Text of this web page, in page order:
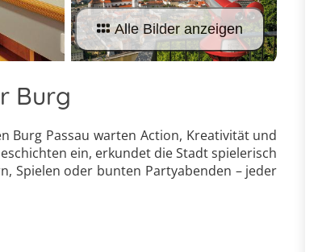
Alle Bilder anzeigen
Burg
Burg Passau warten Action, Kreativität und
ein, erkundet die Stadt spielerisch
Spielen oder bunten Partyabenden – jeder